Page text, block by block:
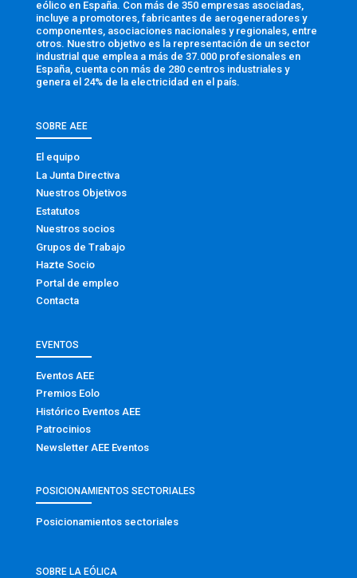
eólico en España. Con más de 350 empresas asociadas,
incluye a promotores, fabricantes de aerogeneradores y
componentes, asociaciones nacionales y regionales, entre
otros. Nuestro objetivo es la representación de un sector
industrial que emplea a más de 37.000 profesionales en
España, cuenta con más de 280 centros industriales y
genera el 24% de la electricidad en el país.
SOBRE AEE
El equipo
La Junta Directiva
Nuestros Objetivos
Estatutos
Nuestros socios
Grupos de Trabajo
Hazte Socio
Portal de empleo
Contacta
EVENTOS
Eventos AEE
Premios Eolo
Histórico Eventos AEE
Patrocinios
Newsletter AEE Eventos
POSICIONAMIENTOS SECTORIALES
Posicionamientos sectoriales
SOBRE LA EÓLICA